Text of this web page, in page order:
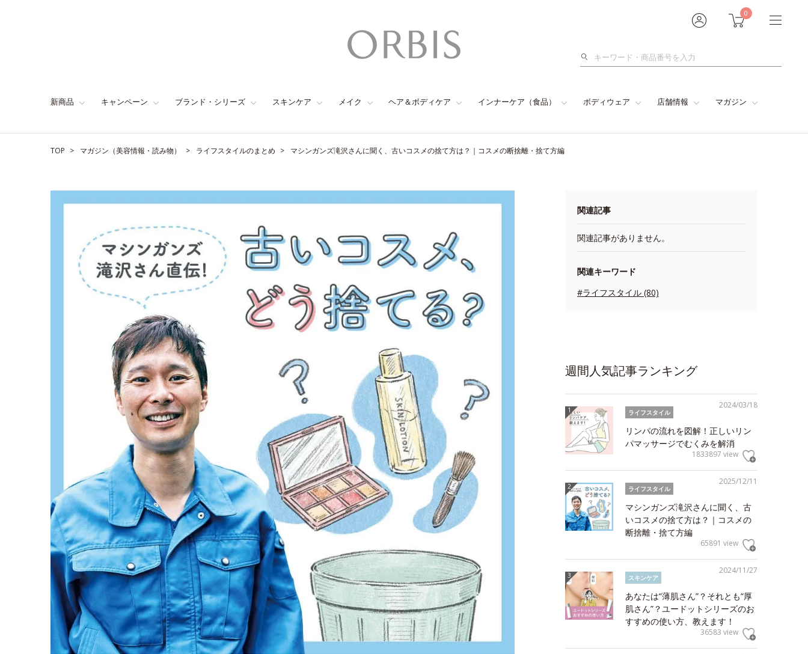
0
検
新商品 キャンペーン ブランド・シリーズ スキンケア メイク ヘア＆ボディケア インナーケア（食品） ボディウェア 店舗情報 マガジン
TOP マガジン（美容情報・読み物） ライフスタイルのまとめ マシンガンズ滝沢さんに聞く、古いコスメの捨て方は？｜コスメの断捨離・捨て方編
関連記事
関連記事がありません。
関連キーワード
#ライフスタイル (80)
週間人気記事ランキング
2024/03/18
ライフスタイル
リンパの流れを図解！正しいリン
パマッサージでむくみを解消
1833897 view
2025/12/11
ライフスタイル
マシンガンズ滝沢さんに聞く、古
いコスメの捨て方は？｜コスメの
断捨離・捨て方編
65891 view
2024/11/27
スキンケア
あなたは“薄肌さん”？それとも“厚
肌さん”？ユードットシリーズのお
すすめの使い方、教えます！
36583 view